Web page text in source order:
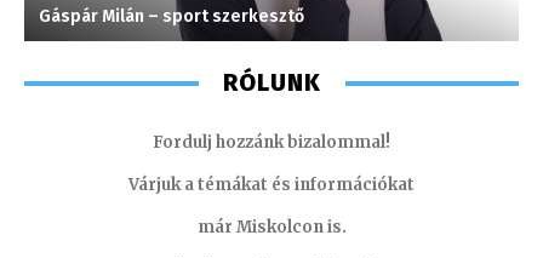
Gáspár Milán – sport szerkesztő
RÓLUNK
Fordulj hozzánk bizalommal!
Várjuk a témákat és információkat
már Miskolcon is.